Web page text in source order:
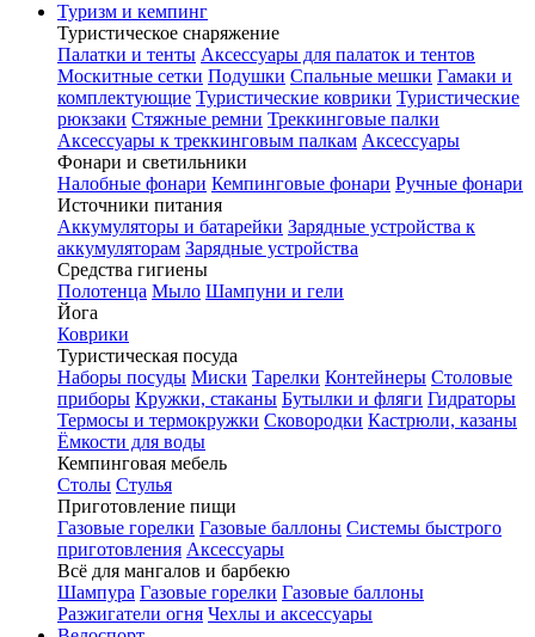
Туризм и кемпинг
Туристическое снаряжение
Палатки и тенты Аксессуары для палаток и тентов
Москитные сетки Подушки Спальные мешки Гамаки и
комплектующие Туристические коврики Туристические
рюкзаки Стяжные ремни Треккинговые палки
Аксессуары к треккинговым палкам Аксессуары
Фонари и светильники
Налобные фонари Кемпинговые фонари Ручные фонари
Источники питания
Аккумуляторы и батарейки Зарядные устройства к
аккумуляторам Зарядные устройства
Средства гигиены
Полотенца Мыло Шампуни и гели
Йога
Коврики
Туристическая посуда
Наборы посуды Миски Тарелки Контейнеры Столовые
приборы Кружки, стаканы Бутылки и фляги Гидраторы
Термосы и термокружки Сковородки Кастрюли, казаны
Ёмкости для воды
Кемпинговая мебель
Столы Стулья
Приготовление пищи
Газовые горелки Газовые баллоны Системы быстрого
приготовления Аксессуары
Всё для мангалов и барбекю
Шампура Газовые горелки Газовые баллоны
Разжигатели огня Чехлы и аксессуары